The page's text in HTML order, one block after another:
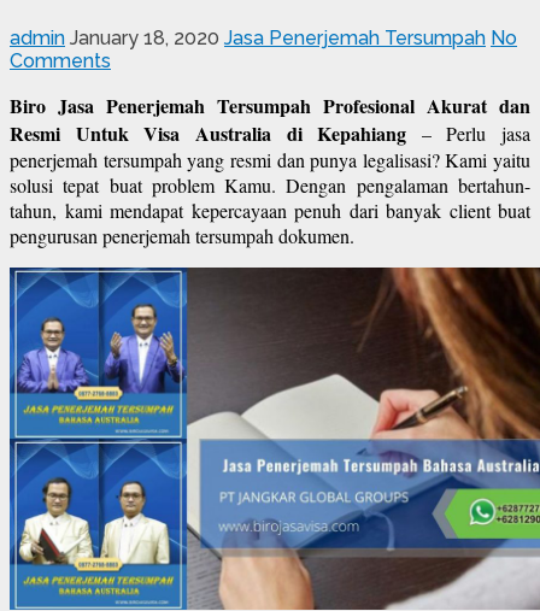
admin January 18, 2020 Jasa Penerjemah Tersumpah No
Comments
Biro Jasa Penerjemah Tersumpah Profesional Akurat dan
Resmi Untuk Visa Australia di Kepahiang – Perlu jasa
penerjemah tersumpah yang resmi dan punya legalisasi? Kami yaitu
solusi tepat buat problem Kamu. Dengan pengalaman bertahun-
tahun, kami mendapat kepercayaan penuh dari banyak client buat
pengurusan penerjemah tersumpah dokumen.